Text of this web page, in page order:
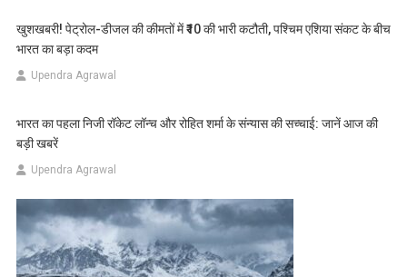
खुशखबरी! पेट्रोल-डीजल की कीमतों में ₹10 की भारी कटौती, पश्चिम एशिया संकट के बीच
भारत का बड़ा कदम
Upendra Agrawal
भारत का पहला निजी रॉकेट लॉन्च और रोहित शर्मा के संन्यास की सच्चाई: जानें आज की
बड़ी खबरें
Upendra Agrawal